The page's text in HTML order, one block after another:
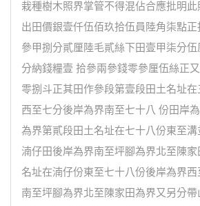
栽種樹木照界掌管不得混佔合應批明
出田價銀壹仟伍佰玖拾伍員陸角柒點
參甲捌分貳厘陸毛貳絲下田壹甲柒分
分納錢糧壹 拾參兩參錢零參厘伍絲正
零捌斗正其田作參段第壹段田土名址
西至七分後岸為界南至七十八 份田岸
為界第貳段田土名址在七十八份東至
湳仔田後岸為界南至坪腳為界北至陳
名址在湳仔份東至七十八份後岸為界
南至坪腳為界北至陳家田為界又另分